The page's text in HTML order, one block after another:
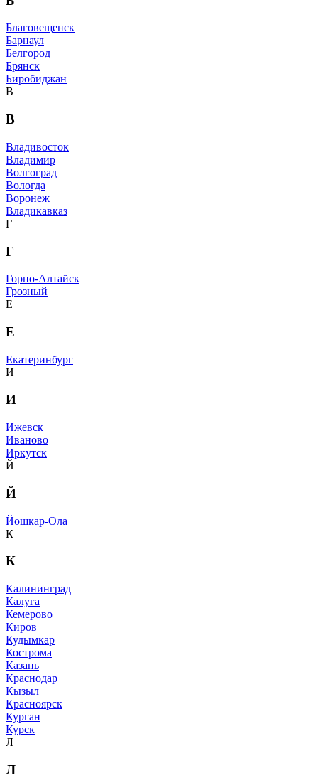
Благовещенск
Барнаул
Белгород
Брянск
Биробиджан
В
В
Владивосток
Владимир
Волгоград
Вологда
Воронеж
Владикавказ
Г
Г
Горно-Алтайск
Грозный
Е
Е
Екатеринбург
И
И
Ижевск
Иваново
Иркутск
Й
Й
Йошкар-Ола
К
К
Калининград
Калуга
Кемерово
Киров
Кудымкар
Кострома
Казань
Краснодар
Кызыл
Красноярск
Курган
Курск
Л
Л